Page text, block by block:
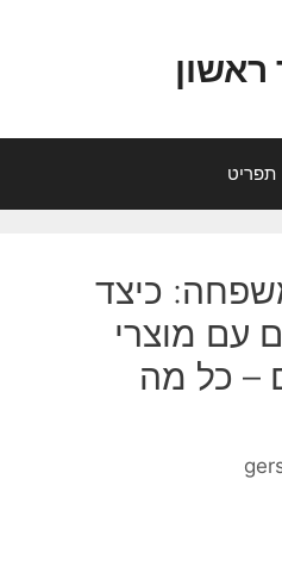
ראשון
תפריט
כיצד
עם מוצרי
– כל מה